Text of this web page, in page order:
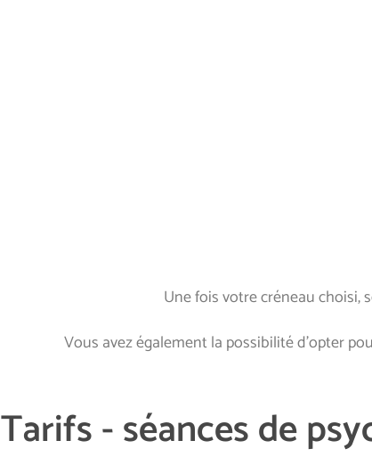
Une fois votre créneau choisi,
Vous avez également la possibilité d’opter
Tarifs - séances de